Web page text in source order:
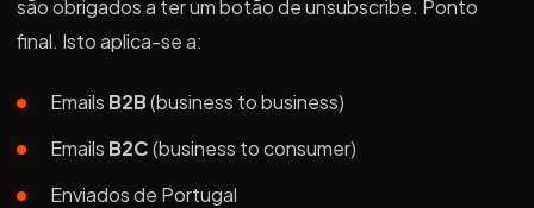
são obrigados a ter um botão de unsubscribe. Ponto
final. Isto aplica-se a:
Emails B2B(business to business)
Emails B2C(business to consumer)
Enviados de Portugal